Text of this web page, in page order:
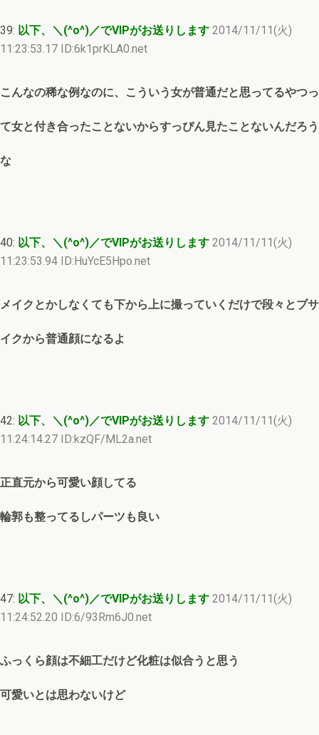
39: 以下、＼(^o^)／でVIPがお送りします 2014/11/11(火)
11:23:53.17 ID:6k1prKLA0.net
こんなの稀な例なのに、こういう女が普通だと思ってるやつっ
て女と付き合ったことないからすっぴん見たことないんだろう
な
40: 以下、＼(^o^)／でVIPがお送りします 2014/11/11(火)
11:23:53.94 ID:HuYcE5Hpo.net
メイクとかしなくても下から上に撮っていくだけで段々とブサ
イクから普通顔になるよ
42: 以下、＼(^o^)／でVIPがお送りします 2014/11/11(火)
11:24:14.27 ID:kzQF/ML2a.net
正直元から可愛い顔してる
輪郭も整ってるしパーツも良い
47: 以下、＼(^o^)／でVIPがお送りします 2014/11/11(火)
11:24:52.20 ID:6/93Rm6J0.net
ふっくら顔は不細工だけど化粧は似合うと思う
可愛いとは思わないけど